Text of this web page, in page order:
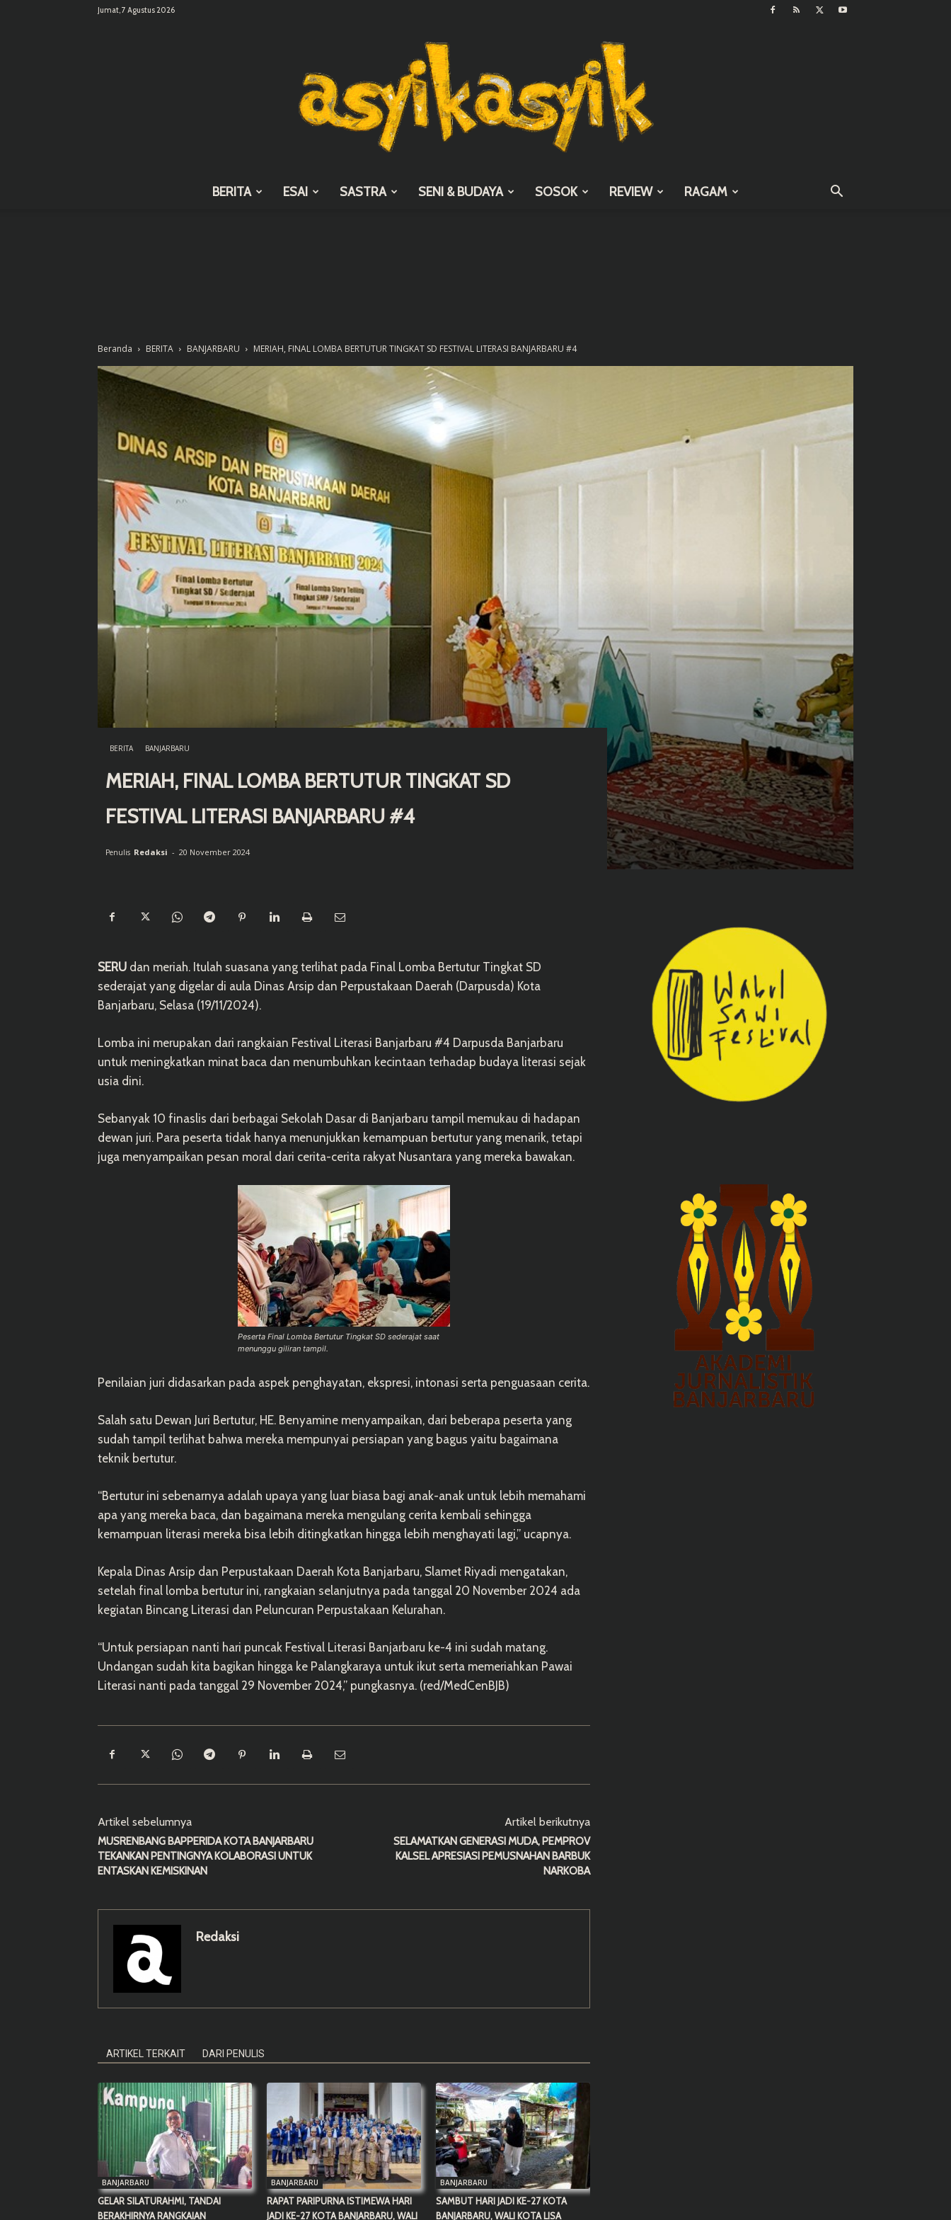
Jumat, 7 Agustus 2026
BERITA ESAI SASTRA SENI & BUDAYA SOSOK REVIEW RAGAM
Beranda BERITA BANJARBARU MERIAH, FINAL LOMBA BERTUTUR TINGKAT SD FESTIVAL LITERASI BANJARBARU #4
BERITA BANJARBARU
MERIAH, FINAL LOMBA BERTUTUR TINGKAT SD
FESTIVAL LITERASI BANJARBARU #4
Penulis Redaksi - 20 November 2024
SERU dan meriah. Itulah suasana yang terlihat pada Final Lomba Bertutur Tingkat SD
sederajat yang digelar di aula Dinas Arsip dan Perpustakaan Daerah (Darpusda) Kota
Banjarbaru, Selasa (19/11/2024).
Lomba ini merupakan dari rangkaian Festival Literasi Banjarbaru #4 Darpusda Banjarbaru
untuk meningkatkan minat baca dan menumbuhkan kecintaan terhadap budaya literasi sejak
usia dini.
Sebanyak 10 finaslis dari berbagai Sekolah Dasar di Banjarbaru tampil memukau di hadapan
dewan juri. Para peserta tidak hanya menunjukkan kemampuan bertutur yang menarik, tetapi
juga menyampaikan pesan moral dari cerita-cerita rakyat Nusantara yang mereka bawakan.
Peserta Final Lomba Bertutur Tingkat SD sederajat saat
menunggu giliran tampil.
Penilaian juri didasarkan pada aspek penghayatan, ekspresi, intonasi serta penguasaan cerita.
Salah satu Dewan Juri Bertutur, HE. Benyamine menyampaikan, dari beberapa peserta yang
sudah tampil terlihat bahwa mereka mempunyai persiapan yang bagus yaitu bagaimana
teknik bertutur.
“Bertutur ini sebenarnya adalah upaya yang luar biasa bagi anak-anak untuk lebih memahami
apa yang mereka baca, dan bagaimana mereka mengulang cerita kembali sehingga
kemampuan literasi mereka bisa lebih ditingkatkan hingga lebih menghayati lagi,” ucapnya.
Kepala Dinas Arsip dan Perpustakaan Daerah Kota Banjarbaru, Slamet Riyadi mengatakan,
setelah final lomba bertutur ini, rangkaian selanjutnya pada tanggal 20 November 2024 ada
kegiatan Bincang Literasi dan Peluncuran Perpustakaan Kelurahan.
“Untuk persiapan nanti hari puncak Festival Literasi Banjarbaru ke-4 ini sudah matang.
Undangan sudah kita bagikan hingga ke Palangkaraya untuk ikut serta memeriahkan Pawai
Literasi nanti pada tanggal 29 November 2024,” pungkasnya. (red/MedCenBJB)
Artikel sebelumnya
MUSRENBANG BAPPERIDA KOTA BANJARBARU
TEKANKAN PENTINGNYA KOLABORASI UNTUK
ENTASKAN KEMISKINAN
Artikel berikutnya
SELAMATKAN GENERASI MUDA, PEMPROV
KALSEL APRESIASI PEMUSNAHAN BARBUK
NARKOBA
Redaksi
ARTIKEL TERKAIT DARI PENULIS
BANJARBARU
GELAR SILATURAHMI, TANDAI
BERAKHIRNYA RANGKAIAN
BANJARBARU
RAPAT PARIPURNA ISTIMEWA HARI
JADI KE-27 KOTA BANJARBARU, WALI
BANJARBARU
SAMBUT HARI JADI KE-27 KOTA
BANJARBARU, WALI KOTA LISA